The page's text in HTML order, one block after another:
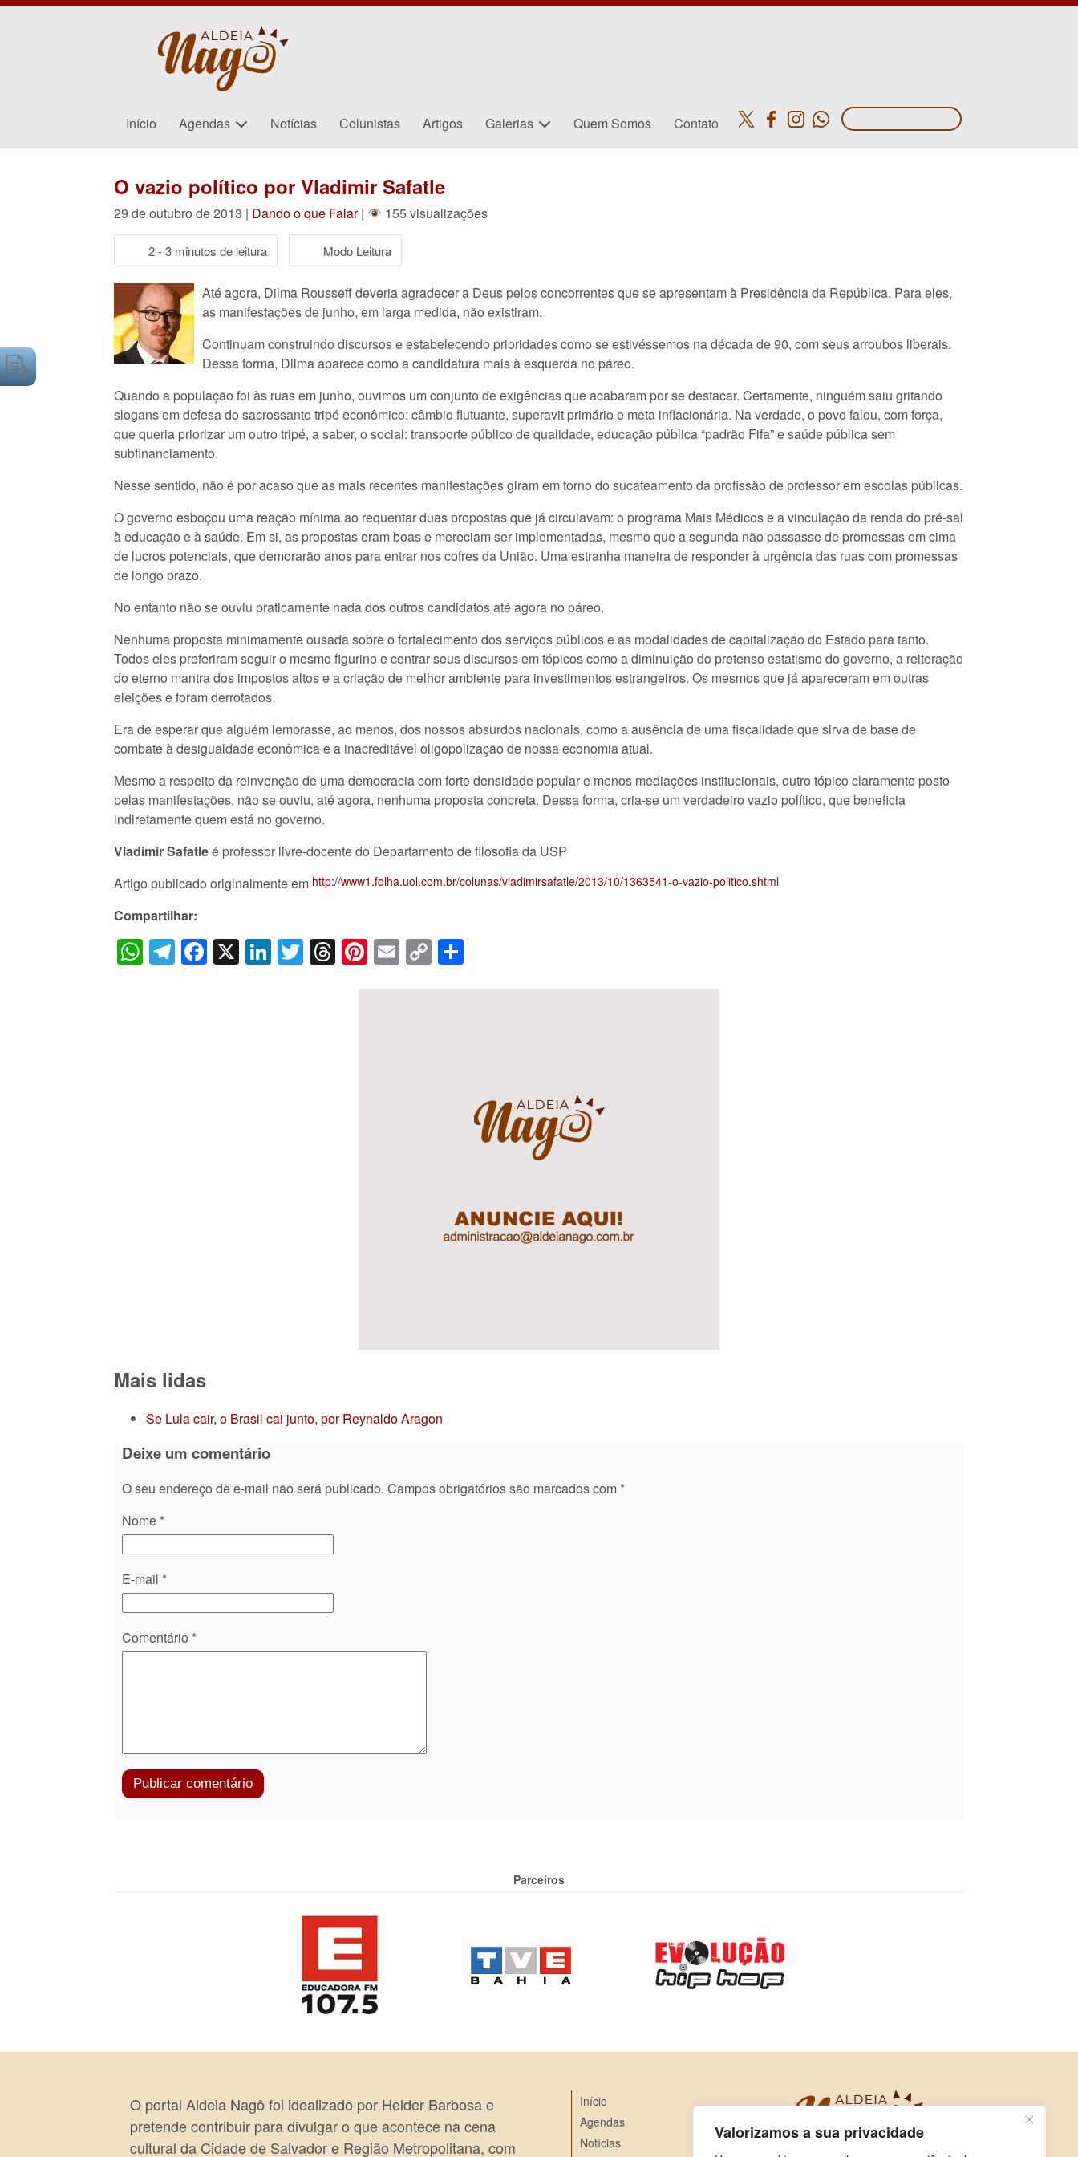
Valorizamos a sua privacidade
Início Agendas Notícias Colunistas Artigos Galerias Quem Somos Contato
O vazio político por Vladimir Safatle
29 de outubro de 2013 | Dando o que Falar| 155 visualizações
2 - 3 minutos de leitura Modo Leitura
Até agora, Dilma Rousseff deveria agradecer a Deus pelos concorrentes que se apresentam à Presidência da República. Para eles,
as manifestações de junho, em larga medida, não existiram.
Continuam construindo discursos e estabelecendo prioridades como se estivéssemos na década de 90, com seus arroubos liberais.
Dessa forma, Dilma aparece como a candidatura mais à esquerda no páreo.
Quando a população foi às ruas em junho, ouvimos um conjunto de exigências que acabaram por se destacar. Certamente, ninguém saiu gritando
slogans em defesa do sacrossanto tripé econômico: câmbio flutuante, superavit primário e meta inflacionária. Na verdade, o povo falou, com força,
que queria priorizar um outro tripé, a saber, o social: transporte público de qualidade, educação pública “padrão Fifa” e saúde pública sem
subfinanciamento.
Nesse sentido, não é por acaso que as mais recentes manifestações giram em torno do sucateamento da profissão de professor em escolas públicas.
O governo esboçou uma reação mínima ao requentar duas propostas que já circulavam: o programa Mais Médicos e a vinculação da renda do pré-sal
à educação e à saúde. Em si, as propostas eram boas e mereciam ser implementadas, mesmo que a segunda não passasse de promessas em cima
de lucros potenciais, que demorarão anos para entrar nos cofres da União. Uma estranha maneira de responder à urgência das ruas com promessas
de longo prazo.
No entanto não se ouviu praticamente nada dos outros candidatos até agora no páreo.
Nenhuma proposta minimamente ousada sobre o fortalecimento dos serviços públicos e as modalidades de capitalização do Estado para tanto.
Todos eles preferiram seguir o mesmo figurino e centrar seus discursos em tópicos como a diminuição do pretenso estatismo do governo, a reiteração
do eterno mantra dos impostos altos e a criação de melhor ambiente para investimentos estrangeiros. Os mesmos que já apareceram em outras
eleições e foram derrotados.
Era de esperar que alguém lembrasse, ao menos, dos nossos absurdos nacionais, como a ausência de uma fiscalidade que sirva de base de
combate à desigualdade econômica e a inacreditável oligopolização de nossa economia atual.
Mesmo a respeito da reinvenção de uma democracia com forte densidade popular e menos mediações institucionais, outro tópico claramente posto
pelas manifestações, não se ouviu, até agora, nenhuma proposta concreta. Dessa forma, cria-se um verdadeiro vazio político, que beneficia
indiretamente quem está no governo.
Vladimir Safatleé professor livre-docente do Departamento de filosofia da USP
Artigo publicado originalmente em http://www1.folha.uol.com.br/colunas/vladimirsafatle/2013/10/1363541-o-vazio-politico.shtml
Compartilhar:
WhatsApp
Telegram
Facebook
X LinkedIn
Twitter
Threads
Pinterest
Email
Copy
Link
Mais lidas
Se Lula cair, o Brasil cai junto, por Reynaldo Aragon
Deixe um comentário
O seu endereço de e-mail não será publicado. Campos obrigatórios são marcados com *
Nome *
E-mail *
Comentário *
Parceiros
O portal Aldeia Nagô foi idealizado por Helder Barbosa e
pretende contribuir para divulgar o que acontece na cena
cultural da Cidade de Salvador e Região Metropolitana, com
Início
Agendas
Notícias